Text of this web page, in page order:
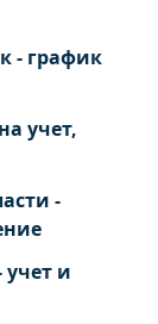
- график
учет,
-
и